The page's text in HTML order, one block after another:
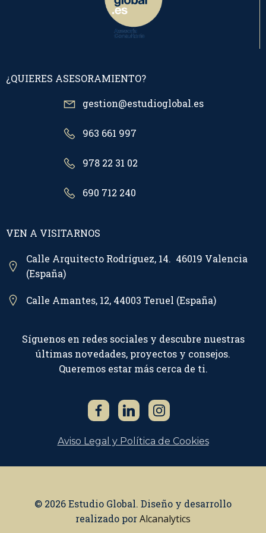
¿QUIERES ASESORAMIENTO?
gestion@estudioglobal.es
963 661 997
978 22 31 02
690 712 240
VEN A VISITARNOS
Calle Arquitecto Rodríguez, 14. 46019 Valencia
(España)
Calle Amantes, 12, 44003 Teruel (España)
Síguenos en redes sociales y descubre nuestras
últimas novedades, proyectos y consejos.
Queremos estar más cerca de ti.
Aviso Legal y Política de Cookies
© 2026 Estudio Global. Diseño y desarrollo
realizado porAlcanalytics